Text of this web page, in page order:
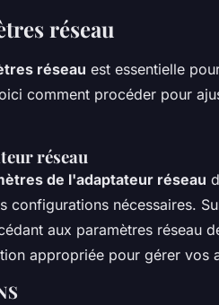
réseau
réseau est essentielle
comment procéder pour
réseau
de l'adaptateur réseau
configurations nécessaires.
aux paramètres réseau
appropriée pour gérer vos